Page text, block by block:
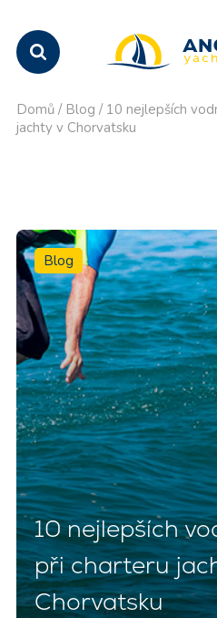
Domů / Blog / 10 nejlepších
jachty v Chorvatsku
Blog
10 nejlepších
při charteru
Chorvatsku